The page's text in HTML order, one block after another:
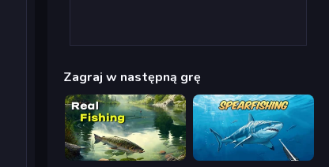
Zagraj w następną grę
Real Fishing Simulator